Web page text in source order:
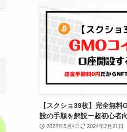
【スクショ39枚】完全無料
設の手順を解説ー超初心者
2022年5月4日 2024年2月21日